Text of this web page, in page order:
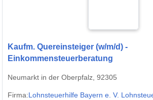
Kaufm. Quereinsteiger (w/m/d) -
Einkommensteuerberatung
Neumarkt in der Oberpfalz, 92305
Firma:Lohnsteuerhilfe Bayern e. V.